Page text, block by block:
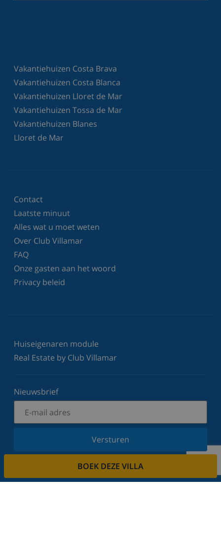
BOEK DEZE VILLA
Vakantiehuizen Costa Brava
Vakantiehuizen Costa Blanca
Vakantiehuizen Lloret de Mar
Vakantiehuizen Tossa de Mar
Vakantiehuizen Blanes
Lloret de Mar
Contact
Laatste minuut
Alles wat u moet weten
Over Club Villamar
FAQ
Onze gasten aan het woord
Privacy beleid
Huiseigenaren module
Real Estate by Club Villamar
Nieuwsbrief
Versturen
Schrijf u in voor onze nieuwsbrief en blijf op de
Wij respecteren uw privacy.